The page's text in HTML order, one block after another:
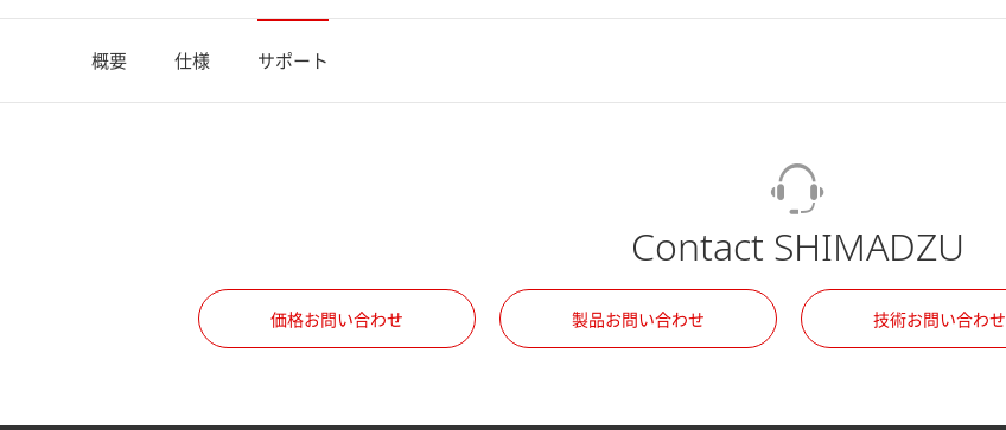
概要 仕様 サポート
Contact SHIMADZU
価格お問い合わせ 製品お問い合わせ 技術お問い合わせ